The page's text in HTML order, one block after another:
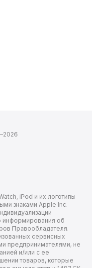
iPod и их логотипы
знаками Apple Inc.
информирования об
Правообладателя.
сервисных
предпринимателями, не
и/или с ее
товаров, которые